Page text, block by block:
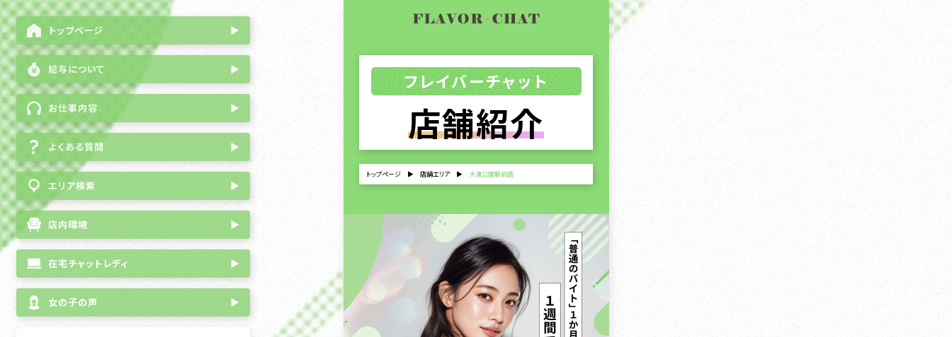
トップページ ▶
給与について ▶
お仕事内容 ▶
よくある質問 ▶
エリア検索 ▶
店内環境 ▶
在宅チャットレディ ▶
女の子の声 ▶
フレイバーチャット
店舗紹介
トップページ▶ 店舗エリア▶ 大濠公園駅前店